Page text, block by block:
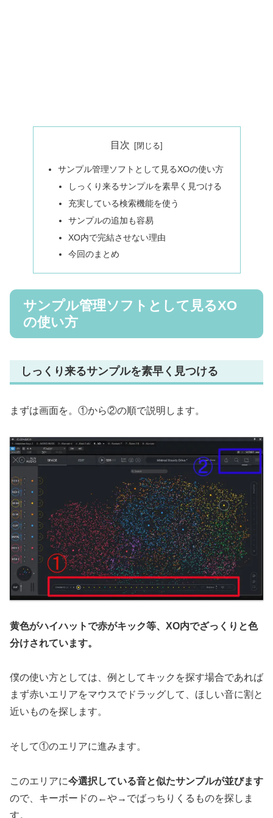
目次
サンプル管理ソフトとして見るXOの使い方
しっくり来るサンプルを素早く見つける
充実している検索機能を使う
サンプルの追加も容易
XO内で完結させない理由
今回のまとめ
サンプル管理ソフトとして見るXO
の使い方
しっくり来るサンプルを素早く見つける
まずは画面を。①から②の順で説明します。
黄色がハイハットで赤がキック等、XO内でざっくりと色
分けされています。
僕の使い方としては、例としてキックを探す場合であれば
まず赤いエリアをマウスでドラッグして、ほしい音に割と
近いものを探します。
そして①のエリアに進みます。
このエリアに今選択している音と似たサンプルが並びます
ので、キーボードの←や→でばっちりくるものを探しま
す。